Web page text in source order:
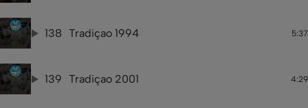
138 Tradiçao 1994 5:37
139 Tradiçao 2001 4:29